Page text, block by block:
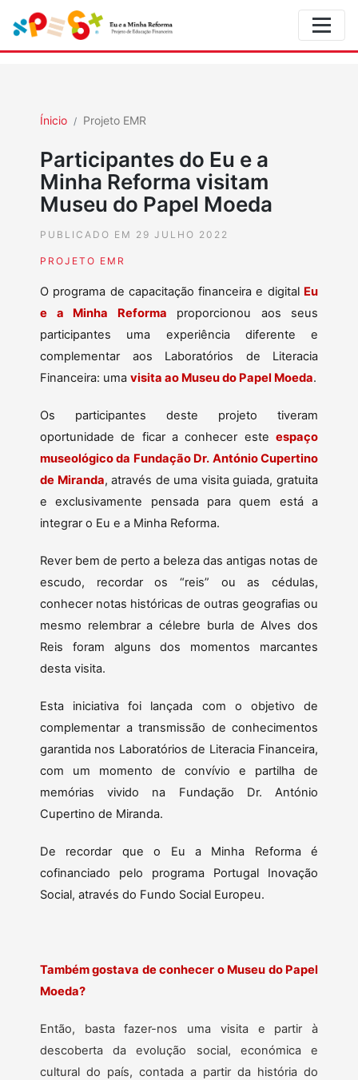
Ínicio Projeto EMR
Participantes do Eu e a
Minha Reforma visitam
Museu do Papel Moeda
PUBLICADO EM 29 JULHO 2022
PROJETO EMR
O programa de capacitação financeira e digital Eu
e a Minha Reforma proporcionou aos seus
participantes uma experiência diferente e
complementar aos Laboratórios de Literacia
Financeira: uma visita ao Museu do Papel Moeda.
Os participantes deste projeto tiveram
oportunidade de ficar a conhecer este espaço
museológico da Fundação Dr. António Cupertino
de Miranda, através de uma visita guiada, gratuita
e exclusivamente pensada para quem está a
integrar o Eu e a Minha Reforma.
Rever bem de perto a beleza das antigas notas de
escudo, recordar os “reis” ou as cédulas,
conhecer notas históricas de outras geografias ou
mesmo relembrar a célebre burla de Alves dos
Reis foram alguns dos momentos marcantes
desta visita.
Esta iniciativa foi lançada com o objetivo de
complementar a transmissão de conhecimentos
garantida nos Laboratórios de Literacia Financeira,
com um momento de convívio e partilha de
memórias vivido na Fundação Dr. António
Cupertino de Miranda.
De recordar que o Eu a Minha Reforma é
cofinanciado pelo programa Portugal Inovação
Social, através do Fundo Social Europeu.
Também gostava de conhecer o Museu do Papel
Moeda?
Então, basta fazer-nos uma visita e partir à
descoberta da evolução social, económica e
cultural do país, contada a partir da história do